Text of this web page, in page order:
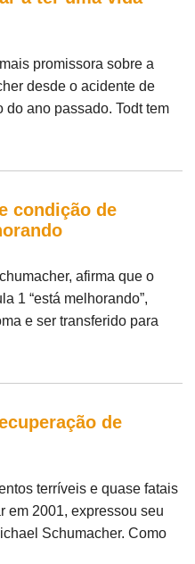
promissora sobre a
desde o acidente de
ano passado. Todt tem
condição de
afirma que o
1 “está melhorando”,
e ser transferido para
de
terríveis e quase fatais
em 2001, expressou seu
Schumacher. Como